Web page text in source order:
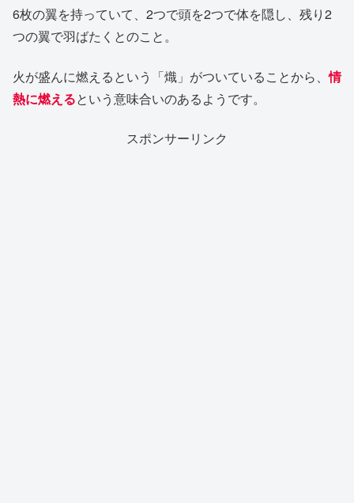
6枚の翼を持っていて、2つで頭を2つで体を隠し、残り2
つの翼で羽ばたくとのこと。
火が盛んに燃えるという「熾」がついていることから、情
熱に燃えるという意味合いのあるようです。
スポンサーリンク